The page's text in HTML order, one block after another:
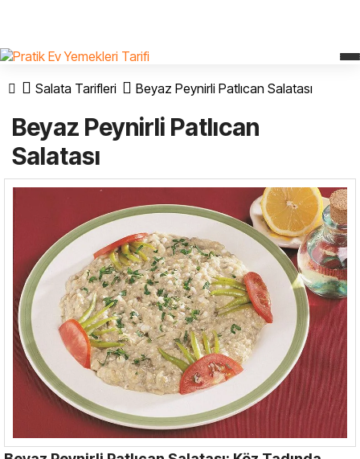
Salata Tarifleri Beyaz Peynirli Patlıcan Salatası
Beyaz Peynirli Patlıcan
Salatası